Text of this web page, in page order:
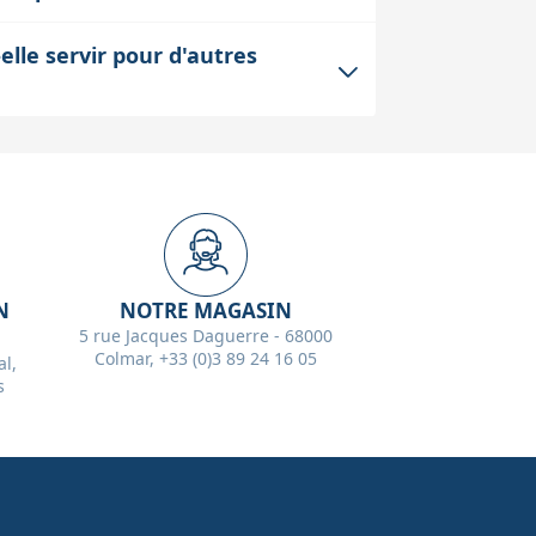
des éléments entre le télescope et
réduit facilite également le
servir pour d'autres
NOTRE MAGASIN
5 rue Jacques Daguerre - 68000
Colmar, +33 (0)3 89 24 16 05